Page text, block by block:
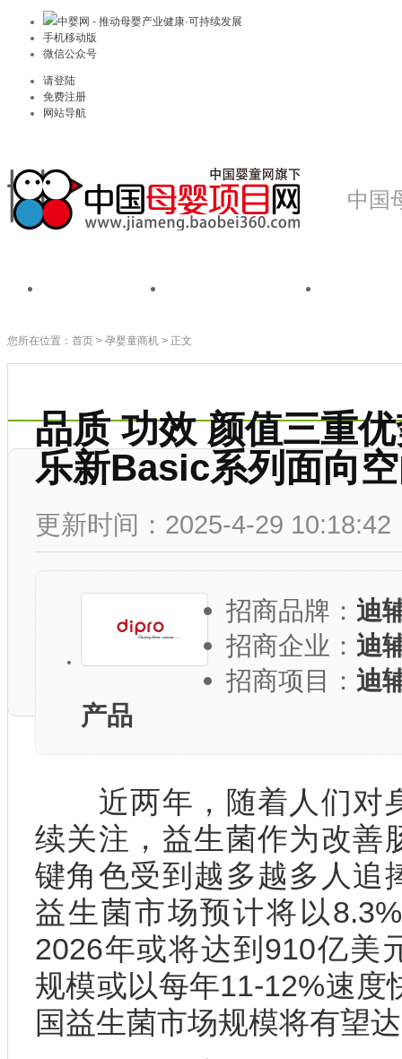
中婴网 - 推动母婴产业健康·可持续发展
手机移动版
微信公众号
请登陆
免费注册
网站导航
中国
您所在位置： 首页 > 孕婴童商机 > 正文
品质 功效 颜值三重
乐新Basic系列面向
更新时间：2025-4-29 10:18:42
招商品牌： 迪
招商企业： 迪
招商项目： 迪
产品
近两年，随着人们对
续关注，益生菌作为改善
键角色受到越多越多人追
益生菌市场预计将以
2026年或将达到910亿美
规模或以每年11-12%速度
国益生菌市场规模将有望